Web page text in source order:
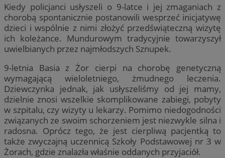
Kiedy policjanci usłyszeli o 9-latce i jej zmaganiach z
chorobą spontanicznie postanowili wesprzeć inicjatywę
dzieci i wspólnie z nimi złożyć przedświąteczną wizytę
ich koleżance. Mundurowym tradycyjnie towarzyszył
uwielbianych przez najmłodszych Sznupek.
9-letnia Basia z Żor cierpi na chorobę genetyczną
wymagającą wieloletniego, żmudnego leczenia.
Dziewczynka jednak, jak usłyszeliśmy od jej mamy,
dzielnie znosi wszelkie skomplikowane zabiegi, pobyty
w szpitalu, czy wizyty u lekarzy. Pomimo niedogodności
związanych ze swoim schorzeniem jest niezwykle silna i
radosna. Oprócz tego, że jest cierpliwą pacjentką to
także zwyczajną uczennicą Szkoły Podstawowej nr 3 w
Żorach, gdzie znalazła właśnie oddanych przyjaciół.